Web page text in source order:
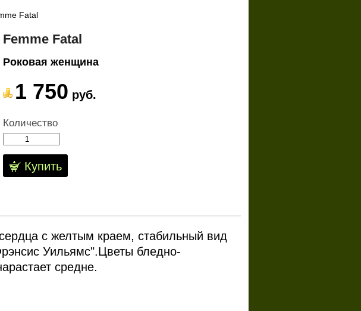
Fatal
Femme Fatal
Роковая женщина
1 750 руб.
Количество
Купить
с желтым краем, стабильный вид
Уильямс".Цветы бледно-
средне.